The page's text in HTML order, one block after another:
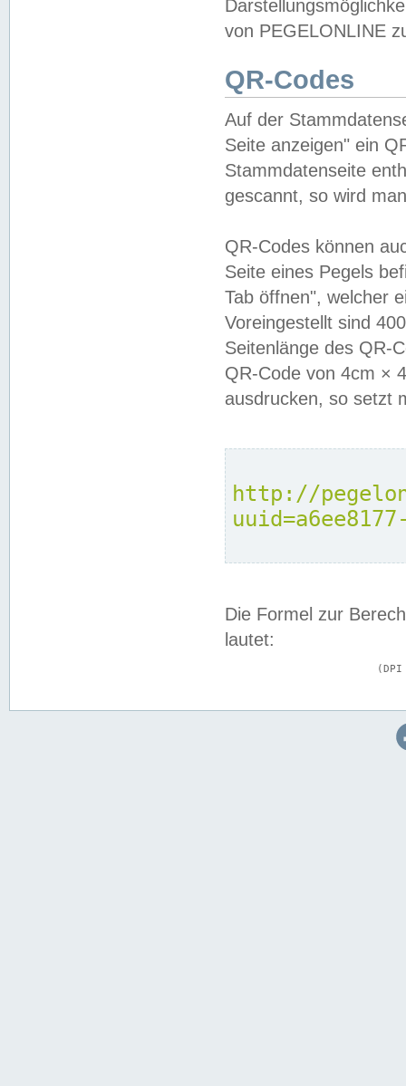
von PEGELONLINE
QR-Codes
Auf der
Seite anzeigen" ein
Stammdatenseite
gescannt, so wird
QR-Codes können
Seite eines Pegels
Tab öffnen", welcher
Voreingestellt sind
Seitenlänge des QR-
QR-Code von 4cm ×
ausdrucken, so setzt
http://
Die Formel zur
lautet: